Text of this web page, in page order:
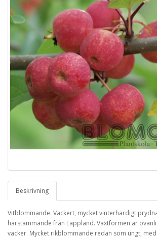
Beskrivning
Vitblommande. Vackert, mycket vinterhärdigt
härstammande från Lappland. Växtformen är
vacker. Mycket rikblommande redan som ungt,